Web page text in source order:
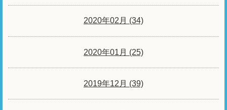
2020年02月 (34)
2020年01月 (25)
2019年12月 (39)